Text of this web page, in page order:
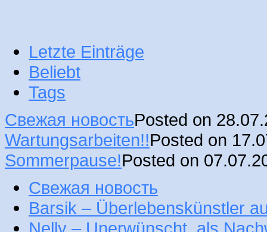
Letzte Einträge
Beliebt
Tags
Свежая новостьPosted on
Wartungsarbeiten!!Posted on
Sommerpause!Posted on
Свежая новость
Barsik – Überlebenskünstler
Nelly – Unerwünscht, als